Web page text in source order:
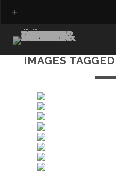
IMAGES